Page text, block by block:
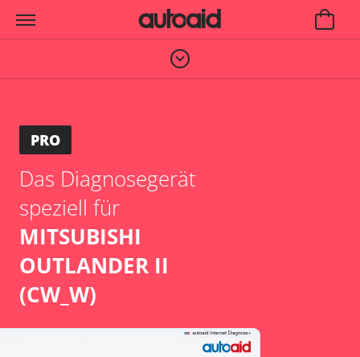
PRO
Das Diagnosegerät
speziell für
MITSUBISHI
OUTLANDER II
(CW_W)